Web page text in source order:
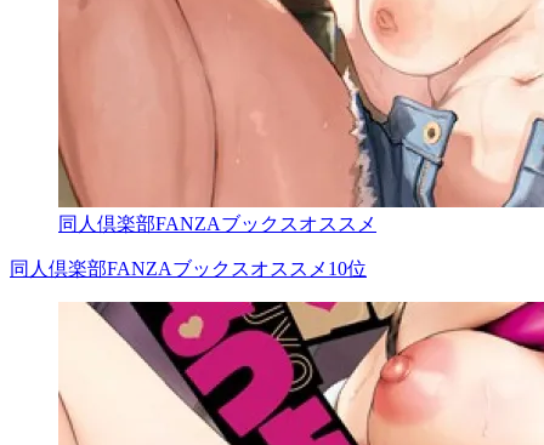
同人倶楽部FANZAブックスオススメ
同人倶楽部FANZAブックスオススメ10位